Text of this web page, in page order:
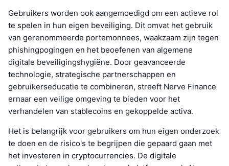
Gebruikers worden ook aangemoedigd om een actieve rol
te spelen in hun eigen beveiliging. Dit omvat het gebruik
van gerenommeerde portemonnees, waakzaam zijn tegen
phishingpogingen en het beoefenen van algemene
digitale beveiligingshygiëne. Door geavanceerde
technologie, strategische partnerschappen en
gebruikerseducatie te combineren, streeft Nerve Finance
ernaar een veilige omgeving te bieden voor het
verhandelen van stablecoins en gekoppelde activa.
Het is belangrijk voor gebruikers om hun eigen onderzoek
te doen en de risico's te begrijpen die gepaard gaan met
het investeren in cryptocurrencies. De digitale